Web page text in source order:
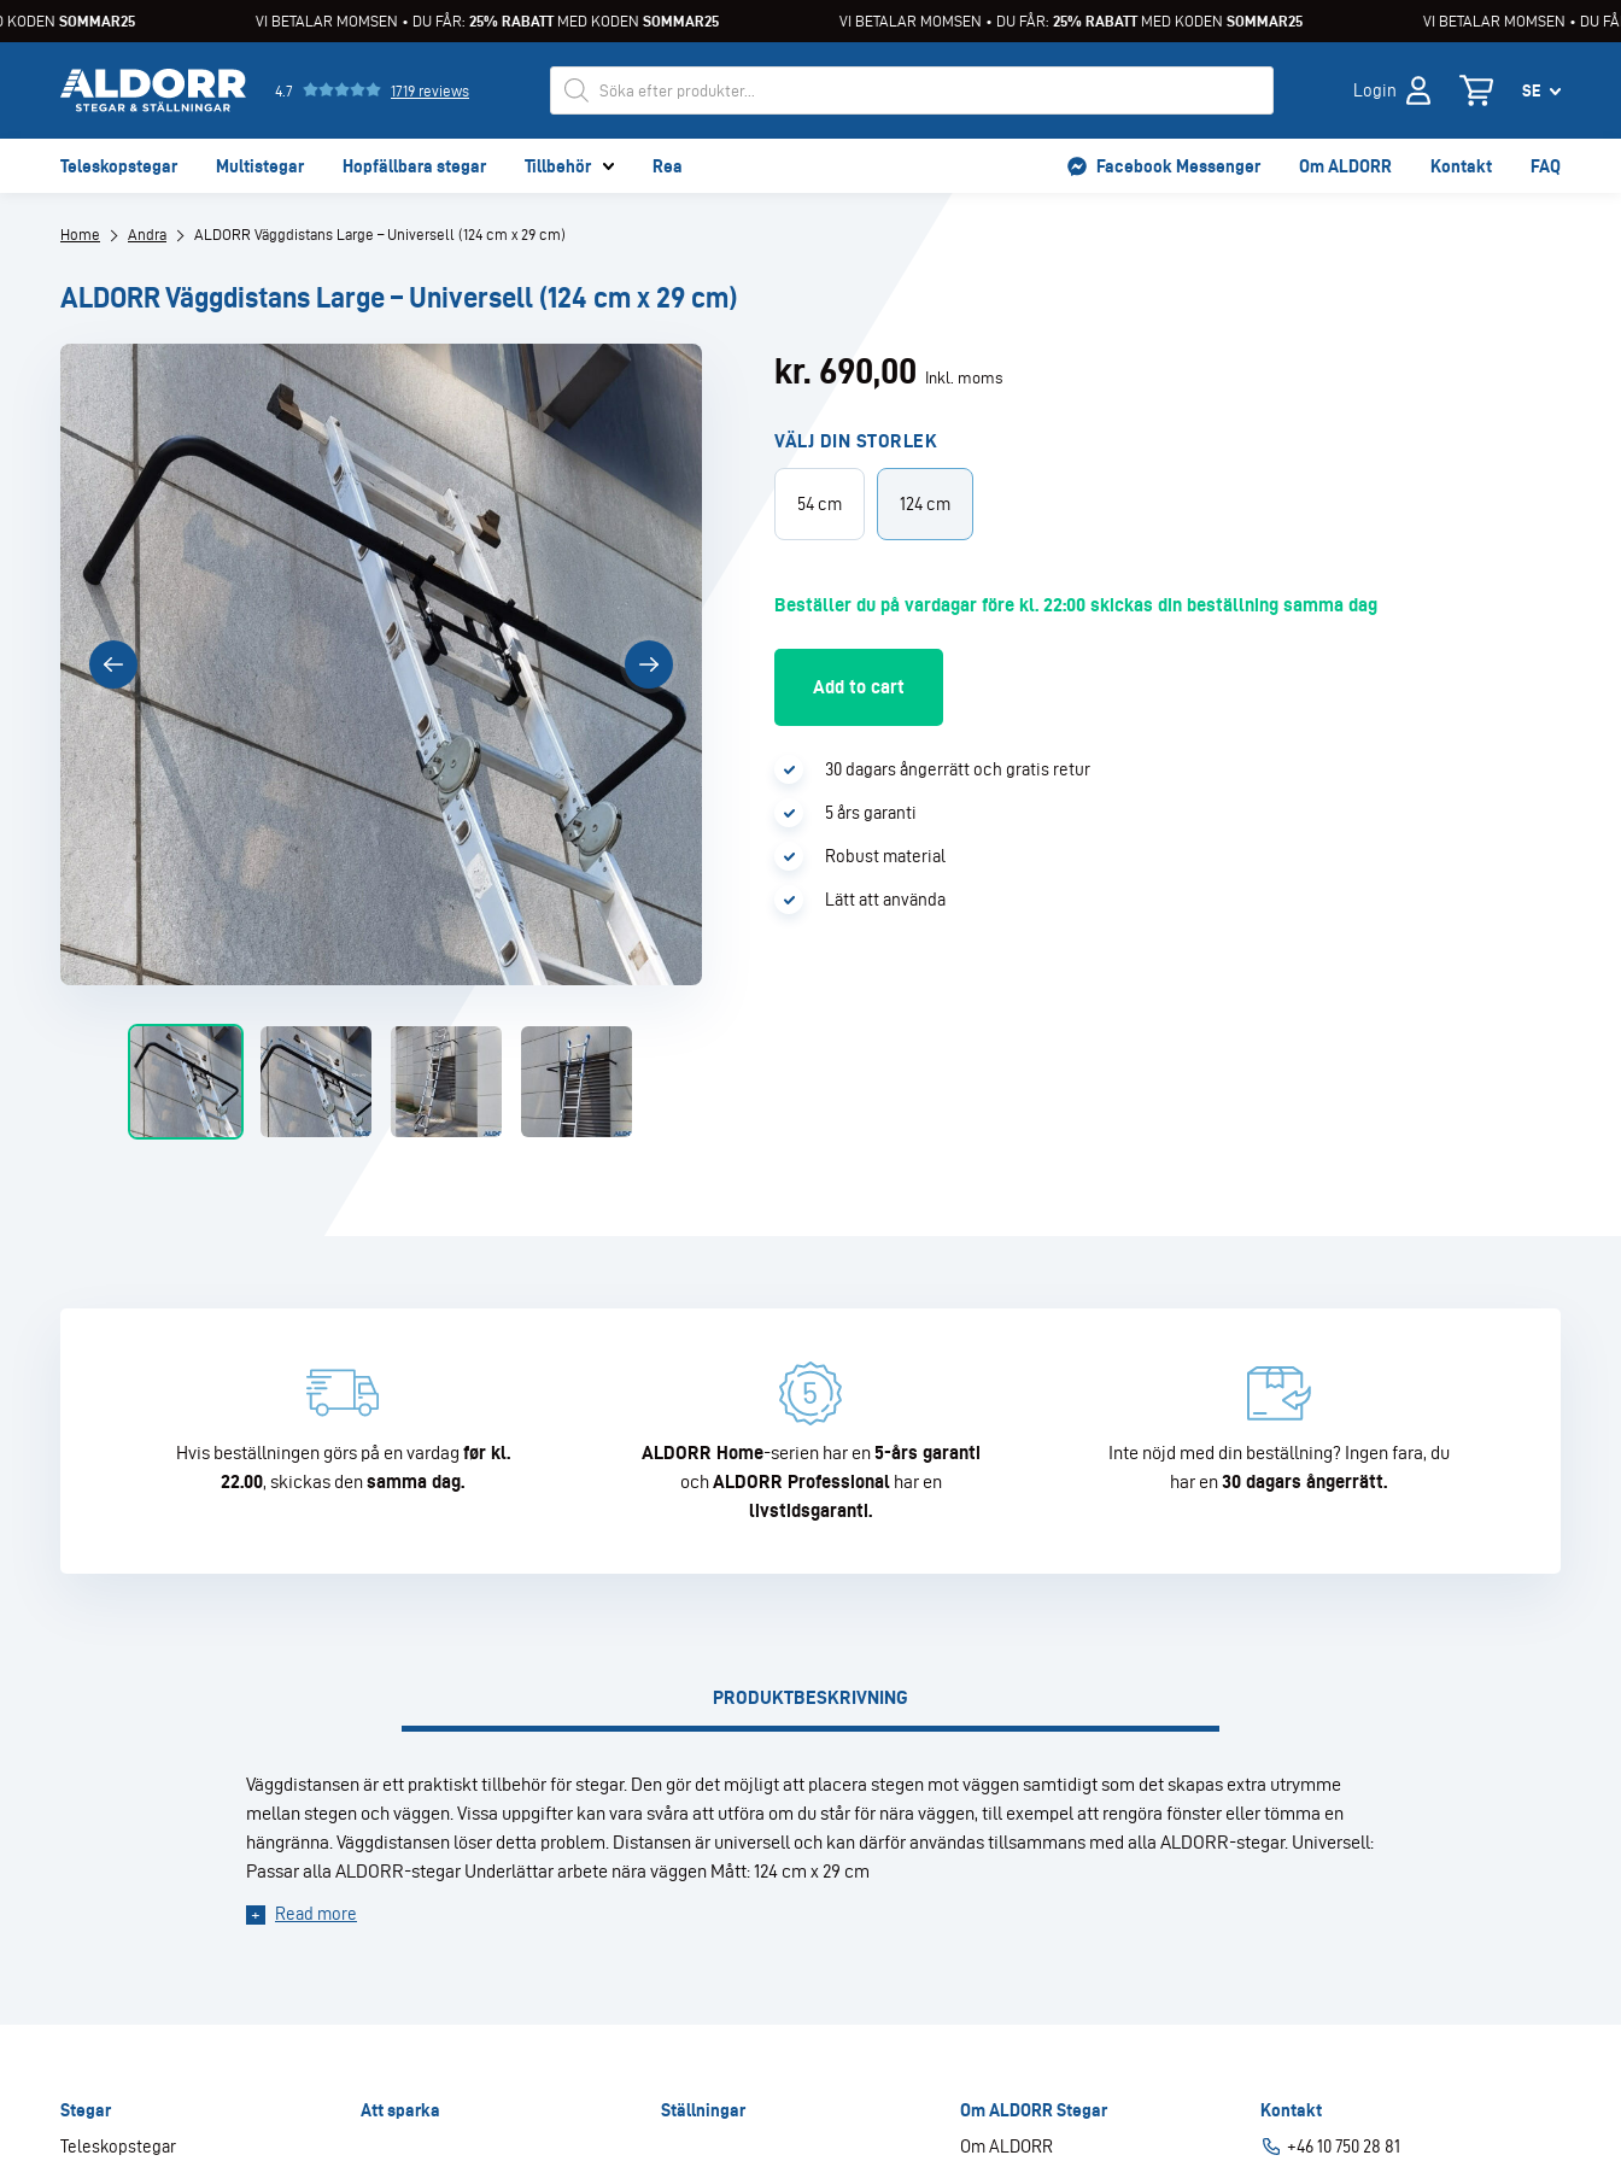
SOMMAR25 VI BETALAR MOMSEN • DU FÅR:25% RABATTMED KODENSOMMAR25 VI BETALAR MOMSEN • DU FÅR:25% RABATTMED KODENSOMMAR25 VI BETALAR MOMSEN • DU
4.7 1719 reviews Login
Teleskopstegar Multistegar Hopfällbara stegar Tillbehör Rea Facebook Messenger Om ALDORR Kontakt FAQ
Home Andra ALDORR Väggdistans Large – Universell (124 cm x 29 cm)
ALDORR Väggdistans Large – Universell (124 cm x 29 cm)
kr. 690,00 Inkl. moms
VÄLJ DIN STORLEK
54 cm 124 cm
Beställer du på vardagar före kl. 22:00 skickas din beställning samma dag
Add to cart
30 dagars ångerrätt och gratis retur
5 års garanti
Robust material
Lätt att använda
Hvis beställningen görs på en vardag før kl.
22.00, skickas densamma dag.
ALDORR Home-serien har en5-års garanti
ochALDORR Professionalhar en
livstidsgaranti.
Inte nöjd med din beställning? Ingen fara, du
har en30 dagars ångerrätt.
PRODUKTBESKRIVNING
Väggdistansen är ett praktiskt tillbehör för stegar. Den gör det möjligt att placera stegen mot väggen samtidigt som det skapas extra utrymme
mellan stegen och väggen. Vissa uppgifter kan vara svåra att utföra om du står för nära väggen, till exempel att rengöra fönster eller tömma en
hängränna. Väggdistansen löser detta problem. Distansen är universell och kan därför användas tillsammans med alla ALDORR-stegar. Universell:
Passar alla ALDORR-stegar Underlättar arbete nära väggen Mått: 124 cm x 29 cm
Read more
Stegar
Teleskopstegar
Att sparka Ställningar
Om ALDORR Stegar
Om ALDORR
Kontakt
+46 10 750 28 81